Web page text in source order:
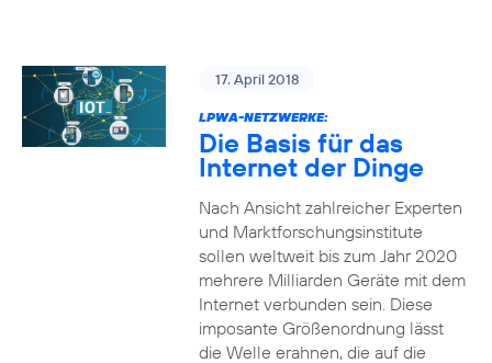
17. April 2018
LPWA-NETZWERKE:
Die Basis für das
Internet der Dinge
Nach Ansicht zahlreicher Experten
und Marktforschungsinstitute
sollen weltweit bis zum Jahr 2020
mehrere Milliarden Geräte mit dem
Internet verbunden sein. Diese
imposante Größenordnung lässt
die Welle erahnen, die auf die